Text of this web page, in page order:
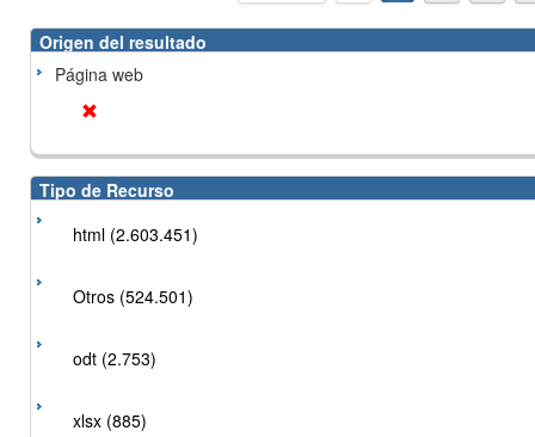
Origen del resultado
Página web
Tipo de Recurso
html (2.603.451)
Otros (524.501)
odt (2.753)
xlsx (885)